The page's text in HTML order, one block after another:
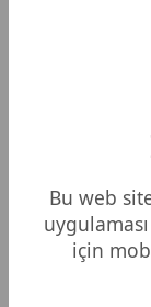
Bu web
için